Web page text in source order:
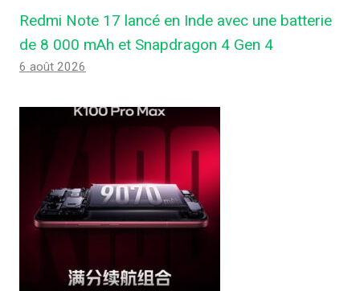
Redmi Note 17 lancé en Inde avec une batterie
de 8 000 mAh et Snapdragon 4 Gen 4
6 août 2026